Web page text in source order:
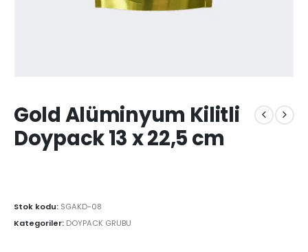
Gold Alüminyum Kilitli
Doypack 13 x 22,5 cm
Stok kodu: SGAKD-08
Kategoriler: DOYPACK GRUBU